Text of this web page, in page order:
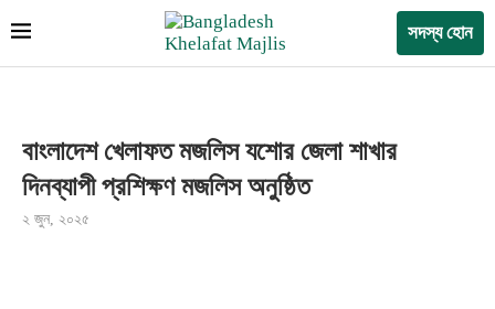
সদস্য হোন
বাংলাদেশ খেলাফত মজলিস যশোর জেলা শাখার
দিনব্যাপী প্রশিক্ষণ মজলিস অনুষ্ঠিত
২ জুন, ২০২৫